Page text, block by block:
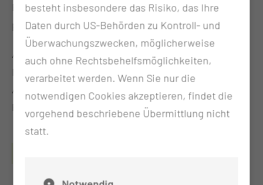
Behandlungsplan und unterstützen Sie mit
patientenorientierter und aktivierender Pflege.
Am Herzen liegt uns ebenfalls unserer „beruflicher
Nachwuchs“. Auf unserer Station werden
Auszubildende zur Pflegefachfrau und zum
Pflegefachmann angeleitet und geschult.
besteht insbesondere das Risiko, das Ihre
Daten durch US-Behörden zu Kontroll- und
Überwachungszwecken, möglicherweise
auch ohne Rechtsbehelfsmöglichkeiten,
verarbeitet werden. Wenn Sie nur die
notwendigen Cookies akzeptieren, findet die
vorgehend beschriebene Übermittlung nicht
statt.